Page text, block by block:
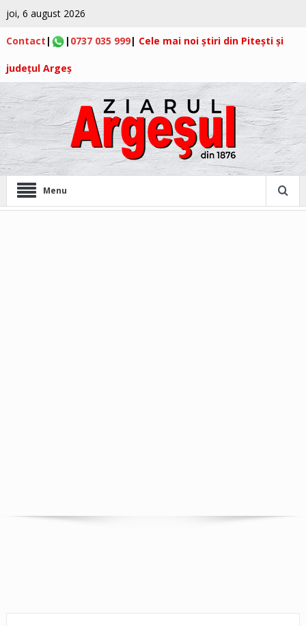
joi, 6 august 2026
Contact | | 0737 035 999| Cele mai noi știri din Pitești și
județul Argeș
Menu